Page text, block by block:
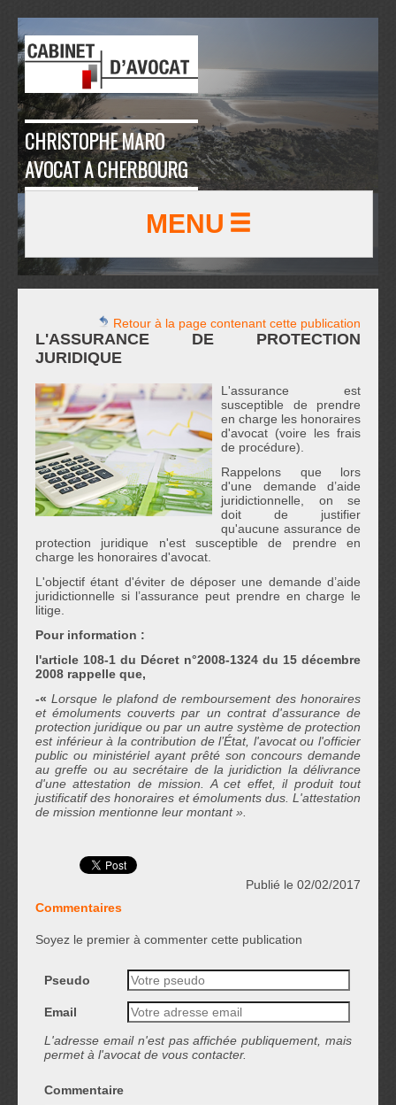
CHRISTOPHE MARO
AVOCAT A CHERBOURG
MENU
Retour à la page contenant cette publication
L'ASSURANCE DE PROTECTION
JURIDIQUE
L'assurance est
susceptible de prendre
en charge les honoraires
d'avocat (voire les frais
de procédure).
Rappelons que lors
d'une demande d’aide
juridictionnelle, on se
doit de justifier
qu'aucune assurance de
protection juridique n'est susceptible de prendre en
charge les honoraires d'avocat.
L'objectif étant d'éviter de déposer une demande d’aide
juridictionnelle si l’assurance peut prendre en charge le
litige.
Pour information :
l'article 108-1 du Décret n°2008-1324 du 15 décembre
2008 rappelle que,
-« Lorsque le plafond de remboursement des honoraires
et émoluments couverts par un contrat d'assurance de
protection juridique ou par un autre système de protection
est inférieur à la contribution de l’État, l'avocat ou l'officier
public ou ministériel ayant prêté son concours demande
au greffe ou au secrétaire de la juridiction la délivrance
d'une attestation de mission. A cet effet, il produit tout
justificatif des honoraires et émoluments dus. L'attestation
de mission mentionne leur montant ».
Publié le 02/02/2017
Commentaires
Soyez le premier à commenter cette publication
Pseudo
Email
L'adresse email n'est pas affichée publiquement, mais
permet à l'avocat de vous contacter.
Commentaire